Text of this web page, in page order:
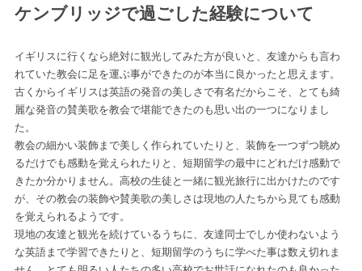
ケンブリッジで過ごした経験について
イギリスに行くなら絶対に観光してみた方が良いと、友達からも言わ
れていた教会に足を運ぶ事ができたのが本当に良かったと思えます。
古くからイギリスは英語の発音の美しさで有名だからこそ、とても綺
麗な発音の賛美歌を教会で堪能できたのも思い出の一つになりまし
た。
教会の細かい装飾まで美しく作られていたりと、装飾を一つずつ眺め
るだけでも感動を覚えられたりと、短期留学の最中にどれだけ感動で
きたか分かりません。高校の生徒と一緒に観光旅行に出かけたのです
が、その教会の装飾や賛美歌の美しさは現地の人たちから見ても感動
を覚えられるようです。
現地の友達と観光を続けているうちに、友達同士でしか使わないよう
な英語まで学習できたりと、短期留学のうちに学べた事は数え切れま